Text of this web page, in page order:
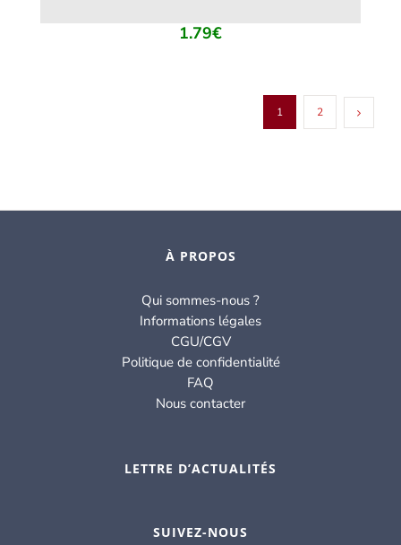
1.79€
1 2
À PROPOS
Qui sommes-nous ?
Informations légales
CGU/CGV
Politique de confidentialité
FAQ
Nous contacter
LETTRE D’ACTUALITÉS
SUIVEZ-NOUS